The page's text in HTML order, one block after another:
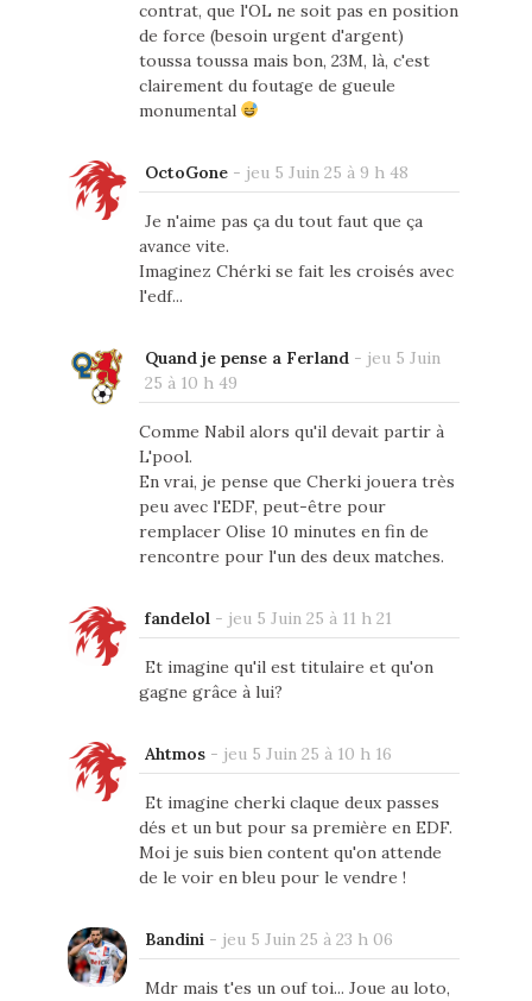
contrat, que l'OL ne soit pas en position
de force (besoin urgent d'argent)
toussa toussa mais bon, 23M, là, c'est
clairement du foutage de gueule
monumental
OctoGone- jeu 5 Juin 25 à 9 h 48
Je n'aime pas ça du tout faut que ça
avance vite.
Imaginez Chérki se fait les croisés avec
l'edf...
Quand je pense a Ferland- jeu 5 Juin
25 à 10 h 49
Comme Nabil alors qu'il devait partir à
L'pool.
En vrai, je pense que Cherki jouera très
peu avec l'EDF, peut-être pour
remplacer Olise 10 minutes en fin de
rencontre pour l'un des deux matches.
fandelol- jeu 5 Juin 25 à 11 h 21
Et imagine qu'il est titulaire et qu'on
gagne grâce à lui?
Ahtmos- jeu 5 Juin 25 à 10 h 16
Et imagine cherki claque deux passes
dés et un but pour sa première en EDF.
Moi je suis bien content qu'on attende
de le voir en bleu pour le vendre !
Bandini- jeu 5 Juin 25 à 23 h 06
Mdr mais t'es un ouf toi... Joue au loto,